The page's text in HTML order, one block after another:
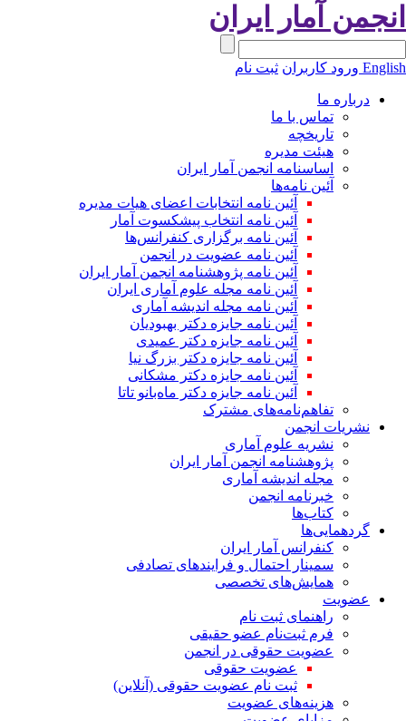
آمار ایران
ورود کاربران ثبت نام
درباره ما
تماس با ما
تاریخچه
هیئت مدیره
اساسنامه انجمن آمار ایران
آئین نامه‌ها
آئین نامه انتخابات اعضای هیات مدیره
آئین نامه انتخاب پیشکسوت آمار
آئین نامه برگزاری کنفرانس‌ها
آئین نامه عضویت در انجمن
آئین نامه پژوهشنامه انجمن آمار ایران
آئین نامه مجله علوم آماری ایران
آئین نامه مجله اندیشه آماری
آئین‌ نامه جایزه دکتر بهبودیان
آئین نامه جایزه دکتر عمیدی
آئین نامه جایزه دکتر بزرگ نیا
آئین نامه جایزه دکتر مشکانی
آئین نامه جایزه دکتر ماه‌بانو تاتا
تفاهم‌نامه‌های مشترک
نشریات انجمن
نشریه علوم آماری
پژوهشنامه انجمن آمار ایران
مجله اندیشه آماری
خبرنامه انجمن
کتاب‌ها
گردهمایی‌ها
کنفرانس آمار ایران
سمینار احتمال و فرایندهای تصادفی
همایش‌های تخصصی
عضویت
راهنمای ثبت نام
فرم ثبت‌نام عضو حقیقی
عضویت حقوقی در انجمن
عضویت حقوقی
ثبت نام عضویت حقوقی (آنلاین)
هزینه‌های عضویت